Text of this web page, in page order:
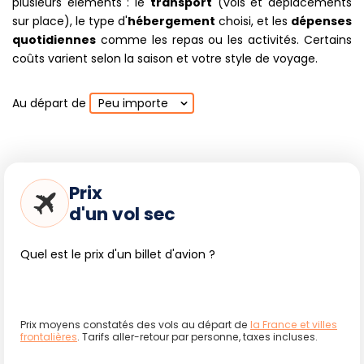
protégées. Pour une expérience immersive, les stations
scientifiques et élevages familiaux, musées et marchés
locaux proposent un aperçu vivant de la culture des
Galápagos.
1 semaine :
Tortuga Bay, nurseries), explorer Isabela (Sierra Negra,
snorkeling), et rallier San Cristóbal pour la plage et le
musée.
2 semaines :
Ajoutez une croisière vers Fernandina,
Española (albatros, plages), Bartolomé (ascension,
pratiquez le kayak, le vélo, la plongée en profondeur,
participez à une initiation à l'écovolontariat ou à un
sur place), le type d'hébergement choisi, et les dépenses
quotidiennes comme les repas ou les activités. Certains
coûts varient selon la saison et votre style de voyage.
Au départ de Peu importe
Prix
d'un vol sec
Quel est le prix d'un billet d'avion ?
Prix moyens constatés des vols au départ de la France et villes
frontalières. Tarifs aller-retour par personne, taxes incluses.